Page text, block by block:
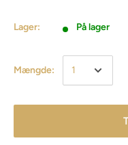
Lager: På lager
Mængde: